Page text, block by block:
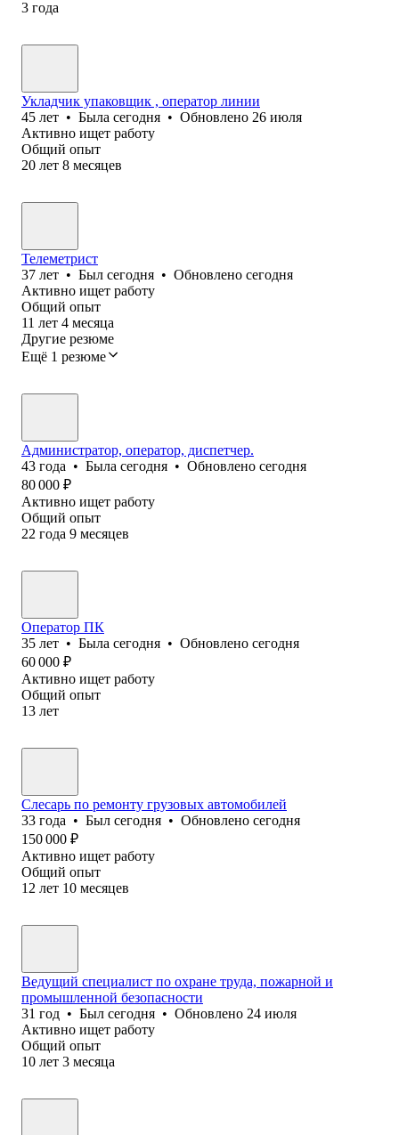
3 года
Укладчик упаковщик , оператор линии
45 лет • Была сегодня • Обновлено 26 июля
Активно ищет работу
Общий опыт
20 лет 8 месяцев
Телеметрист
37 лет • Был сегодня • Обновлено сегодня
Активно ищет работу
Общий опыт
11 лет 4 месяца
Другие резюме
Ещё 1 резюме
Администратор, оператор, диспетчер.
43 года • Была сегодня • Обновлено сегодня
80 000 ₽
Активно ищет работу
Общий опыт
22 года 9 месяцев
Оператор ПК
35 лет • Была сегодня • Обновлено сегодня
60 000 ₽
Активно ищет работу
Общий опыт
13 лет
Слесарь по ремонту грузовых автомобилей
33 года • Был сегодня • Обновлено сегодня
150 000 ₽
Активно ищет работу
Общий опыт
12 лет 10 месяцев
Ведущий специалист по охране труда, пожарной и
промышленной безопасности
31 год • Был сегодня • Обновлено 24 июля
Активно ищет работу
Общий опыт
10 лет 3 месяца